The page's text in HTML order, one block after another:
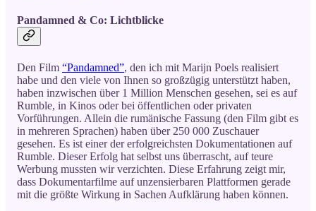
Pandamned & Co: Lichtblicke
Den Film “Pandamned”, den ich mit Marijn Poels realisiert
habe und den viele von Ihnen so großzügig unterstützt haben,
haben inzwischen über 1 Million Menschen gesehen, sei es auf
Rumble, in Kinos oder bei öffentlichen oder privaten
Vorführungen. Allein die rumänische Fassung (den Film gibt es
in mehreren Sprachen) haben über 250 000 Zuschauer
gesehen. Es ist einer der erfolgreichsten Dokumentationen auf
Rumble. Dieser Erfolg hat selbst uns überrascht, auf teure
Werbung mussten wir verzichten. Diese Erfahrung zeigt mir,
dass Dokumentarfilme auf unzensierbaren Plattformen gerade
mit die größte Wirkung in Sachen Aufklärung haben können.